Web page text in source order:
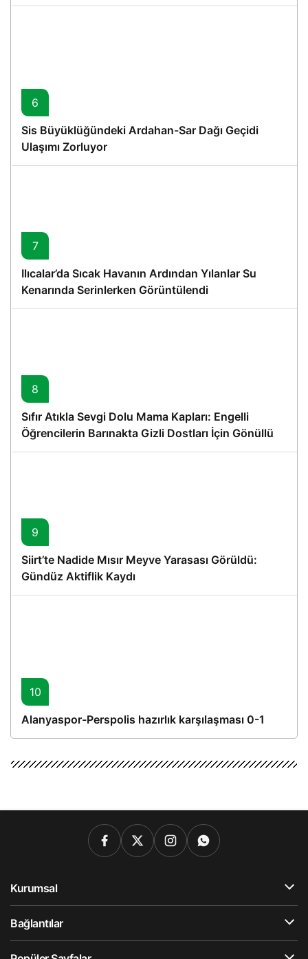
6
Sis Büyüklüğündeki Ardahan-Sar Dağı Geçidi
Ulaşımı Zorluyor
7
Ilıcalar’da Sıcak Havanın Ardından Yılanlar Su
Kenarında Serinlerken Görüntülendi
8
Sıfır Atıkla Sevgi Dolu Mama Kapları: Engelli
Öğrencilerin Barınakta Gizli Dostları İçin Gönüllü
Proje
9
Siirt’te Nadide Mısır Meyve Yarasası Görüldü:
Gündüz Aktiflik Kaydı
10
Alanyaspor-Perspolis hazırlık karşılaşması 0-1
Kurumsal
Bağlantılar